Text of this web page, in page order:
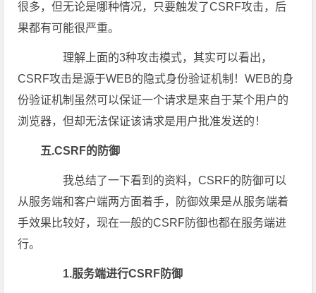
很多，但无论是哪种情况，只要触发了CSRF攻击，后
果都有可能很严重。
理解上面的3种攻击模式，其实可以看出，
CSRF攻击是源于WEB的隐式身份验证机制！WEB的身
份验证机制虽然可以保证一个请求是来自于某个用户的
浏览器，但却无法保证该请求是用户批准发送的！
五.CSRF的防御
我总结了一下看到的资料，CSRF的防御可以
从服务端和客户端两方面着手，防御效果是从服务端着
手效果比较好，现在一般的CSRF防御也都在服务端进
行。
1.服务端进行CSRF防御